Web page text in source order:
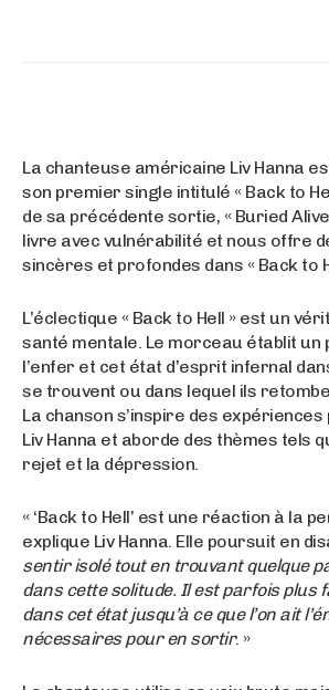
La chanteuse américaine Liv Hanna
son premier single intitulé « Back to
de sa précédente sortie, « Buried Alive
livre avec vulnérabilité et nous offre
sincères et profondes dans « Back to
L’éclectique « Back to Hell » est un
santé mentale. Le morceau établit
l’enfer et cet état d’esprit infernal
se trouvent ou dans lequel ils
La chanson s’inspire des
Liv Hanna et aborde des thèmes tels
rejet et la dépression.
« ‘Back to Hell’ est une réaction à la
explique Liv Hanna. Elle poursuit en
sentir isolé tout en trouvant quelque
dans cette solitude. Il est parfois plus
dans cet état jusqu’à ce que l’on ait
nécessaires pour en sortir. »